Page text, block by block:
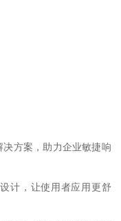
方案，助力企业敏捷响
计，让使用者应用更舒